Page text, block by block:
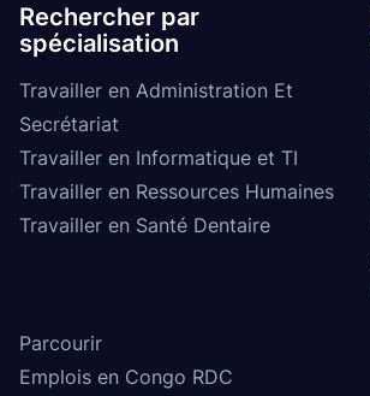
Rechercher par
spécialisation
Travailler en Administration Et
Secrétariat
Travailler en Informatique et TI
Travailler en Ressources Humaines
Travailler en Santé Dentaire
Parcourir
Emplois en Congo RDC